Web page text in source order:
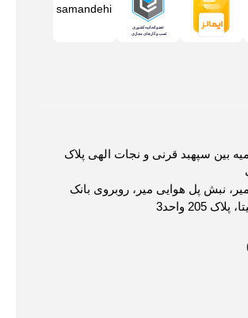
بین سپهبد قرنی و نجات الهی پلاک
نبش پل هوایی میر، روبروی بانک
205 واحد3